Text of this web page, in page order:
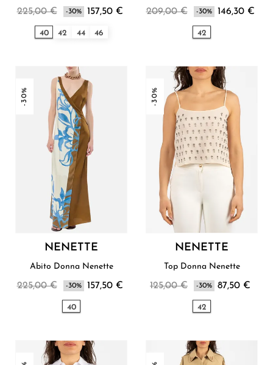
225,00 € -30% 157,50 €
40 42 44 46
209,00 € -30% 146,30 €
42
-30%
NENETTE
Abito Donna Nenette
225,00 € -30% 157,50 €
40
-30%
NENETTE
Top Donna Nenette
125,00 € -30% 87,50 €
42